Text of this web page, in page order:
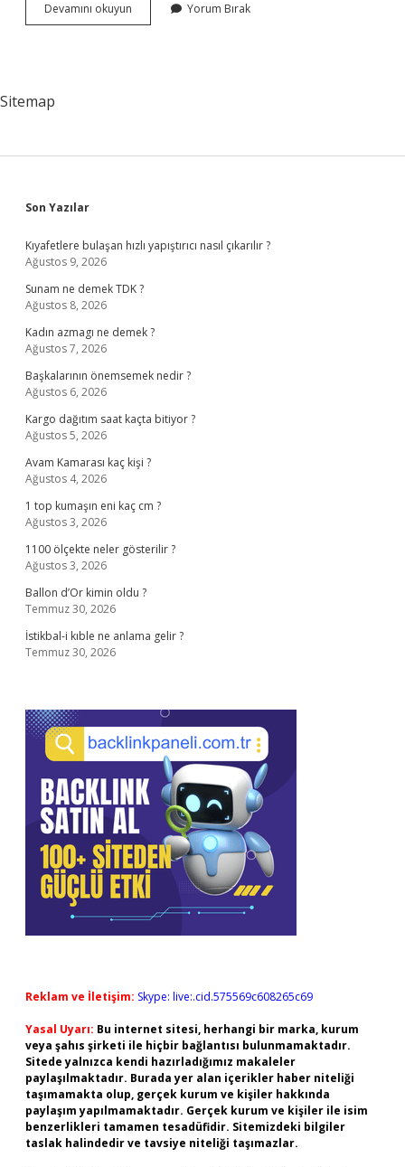
Devamını okuyun
Davranmak
Yorum Bırak
Sitemap
Sidebar
Son Yazılar
Kıyafetlere bulaşan hızlı yapıştırıcı nasıl çıkarılır ?
Ağustos 9, 2026
Sunam ne demek TDK ?
Ağustos 8, 2026
Kadın azmagı ne demek ?
Ağustos 7, 2026
Başkalarının önemsemek nedir ?
Ağustos 6, 2026
Kargo dağıtım saat kaçta bitiyor ?
Ağustos 5, 2026
Avam Kamarası kaç kişi ?
Ağustos 4, 2026
1 top kumaşın eni kaç cm ?
Ağustos 3, 2026
1100 ölçekte neler gösterilir ?
Ağustos 3, 2026
Ballon d’Or kimin oldu ?
Temmuz 30, 2026
İstikbal-i kıble ne anlama gelir ?
Temmuz 30, 2026
Reklam ve İletişim: Skype: live:.cid.575569c608265c69
Yasal Uyarı: Bu internet sitesi, herhangi bir marka, kurum
veya şahıs şirketi ile hiçbir bağlantısı bulunmamaktadır.
Sitede yalnızca kendi hazırladığımız makaleler
paylaşılmaktadır. Burada yer alan içerikler haber niteliği
taşımamakta olup, gerçek kurum ve kişiler hakkında
paylaşım yapılmamaktadır. Gerçek kurum ve kişiler ile isim
benzerlikleri tamamen tesadüfidir. Sitemizdeki bilgiler
taslak halindedir ve tavsiye niteliği taşımazlar.